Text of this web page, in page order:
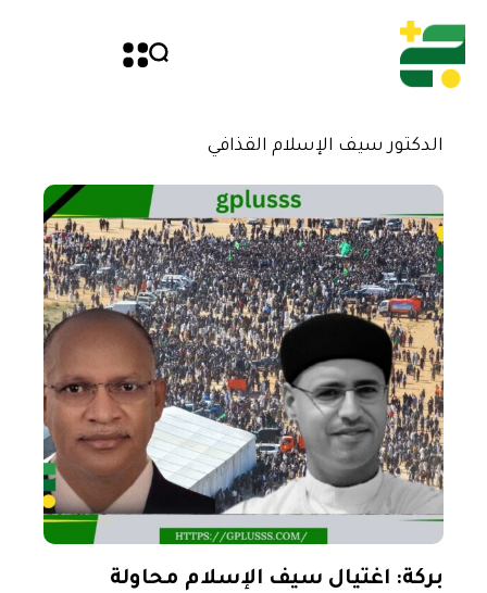
الدكتور سيف الإسلام القذافي
بركة: اغتيال سيف الإسلام محاولة